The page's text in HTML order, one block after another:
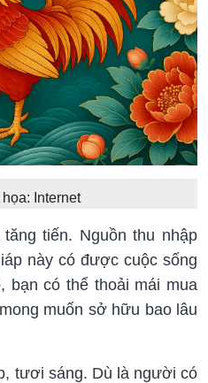
Internet
tiến. Nguồn thu nhập
này có được cuộc sống
bạn có thể thoải mái mua
muốn sở hữu bao lâu
tươi sáng. Dù là người có